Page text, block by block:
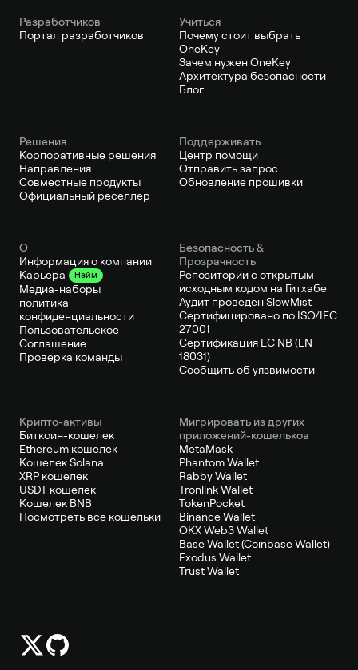
Pазработчиков
Портал разработчиков
Учиться
Почему стоит выбрать
OneKey
Зачем нужен OneKey
Архитектура безопасности
Блог
Решения
Корпоративные решения
Направления
Совместные продукты
Официальный реселлер
Поддерживать
Центр помощи
Отправить запрос
Обновление прошивки
О
Информация о компании
Карьера
Найм
Медиа-наборы
политика
конфиденциальности
Пользовательское
Соглашение
Проверка команды
Безопасность &
Прозрачность
Репозитории с открытым
исходным кодом на Гитхабе
Аудит проведен SlowMist
Сертифицировано по ISO/IEC
27001
Сертификация ЕС NB (EN
18031)
Сообщить об уязвимости
Крипто-активы
Биткоин-кошелек
Ethereum кошелек
Кошелек Solana
XRP кошелек
USDT кошелек
Кошелек BNB
Посмотреть все кошельки
Мигрировать из других
приложений-кошельков
MetaMask
Phantom Wallet
Rabby Wallet
Tronlink Wallet
TokenPocket
Binance Wallet
OKX Web3 Wallet
Base Wallet (Coinbase Wallet)
Exodus Wallet
Trust Wallet